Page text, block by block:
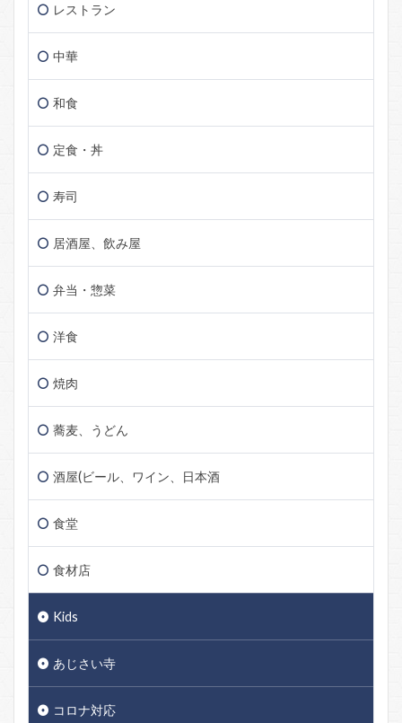
レストラン
中華
和食
定食・丼
寿司
居酒屋、飲み屋
弁当・惣菜
洋食
焼肉
蕎麦、うどん
酒屋(ビール、ワイン、日本酒
食堂
食材店
Kids
あじさい寺
コロナ対応